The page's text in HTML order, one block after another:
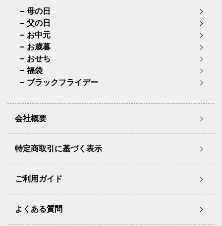
母の日
父の日
お中元
お歳暮
おせち
福袋
ブラックフライデー
会社概要
特定商取引に基づく表示
ご利用ガイド
よくある質問